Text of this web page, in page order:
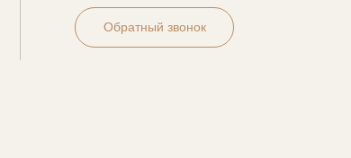
Обратный звонок